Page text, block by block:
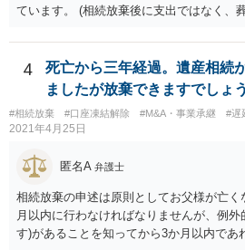
ています。 (相続放棄後に支出ではなく、
述の手続ということだと思いますが) ただ
いということではなく、身分相応の、社
る程度の金額に留まると考えた方がよいで
に葬儀費用を支出する経済力がなく、質素
ば相続財産から支出しても単純承認と認め
で、相続放棄申述が受理される可能性も
4
死亡から三年経過。遺産相続
ましたが放棄できますでしょ
#相続放棄 #口座凍結解除 #M&A・事業承継 #遅
2021年4月25日
匿名A 弁護士
相続放棄の申述は原則としてお父様が亡
月以内に行わなければなりませんが、例外
す)があることを知ってから3か月以内であ